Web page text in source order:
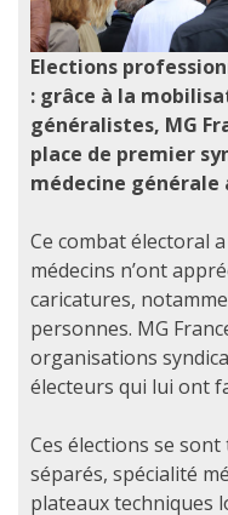
Elections
: grâce à la
généralistes, MG
place de premier
médecine générale
Ce combat électoral
médecins n’ont
caricatures,
personnes. MG
organisations
électeurs qui lui ont
Ces élections se
séparés, spécialité
plateaux techniques